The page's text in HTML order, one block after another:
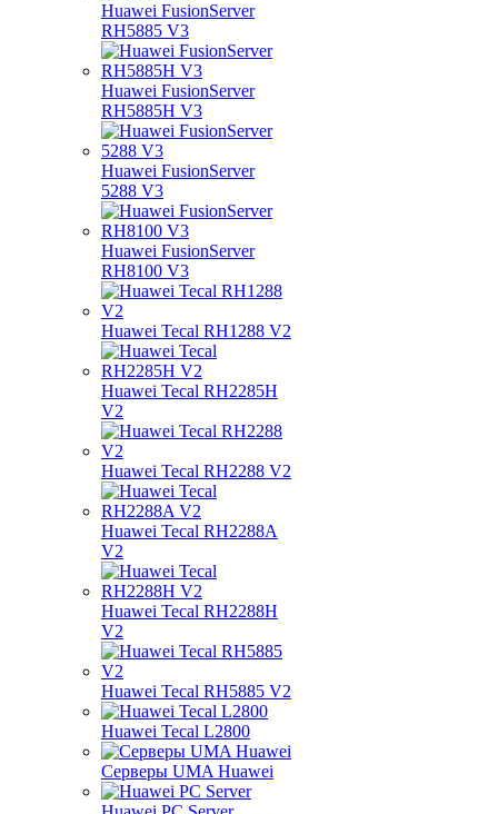
Huawei FusionServer
RH5885 V3
Huawei FusionServer
RH5885H V3
Huawei FusionServer
5288 V3
Huawei FusionServer
RH8100 V3
Huawei Tecal RH1288 V2
Huawei Tecal RH2285H
V2
Huawei Tecal RH2288 V2
Huawei Tecal RH2288A
V2
Huawei Tecal RH2288H
V2
Huawei Tecal RH5885 V2
Huawei Tecal L2800
Серверы UMA Huawei